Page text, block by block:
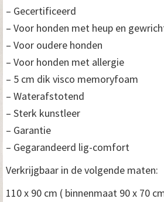
– Gecertificeerd
– Voor honden met heup en
– Voor oudere honden
– Voor honden met allergie
– 5 cm dik visco memoryfoam
– Waterafstotend
– Sterk kunstleer
– Garantie
– Gegarandeerd lig-comfort
Verkrijgbaar in de volgende maten:
110 x 90 cm ( binnenmaat 90 x 70